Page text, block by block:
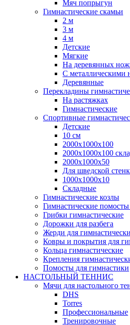
Мяч попрыгун
Гимнастические скамьи
2 м
3 м
4 м
Детские
Мягкие
На деревянных
С металлическими
Деревянные
Перекладины
На растяжках
Гимнастические
Спортивные
Детские
10 см
2000х1000х100
2000х1000х100
2000х1000х50
Для шведской
1000х1000х10
Складные
Гимнастические козлы
Гимнастические
Грибки гимнастические
Дорожки для разбега
Жерди для
Ковры и покрытия для
Кольца гимнастические
Крепления
Помосты для гимнастики
НАСТОЛЬНЫЙ ТЕННИС
Мячи для настольного
DHS
Torres
Профессиональные
Тренировочные